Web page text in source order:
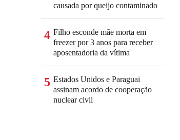
causada por queijo contaminado
4 Filho esconde mãe morta em
freezer por 3 anos para receber
aposentadoria da vítima
5 Estados Unidos e Paraguai
assinam acordo de cooperação
nuclear civil